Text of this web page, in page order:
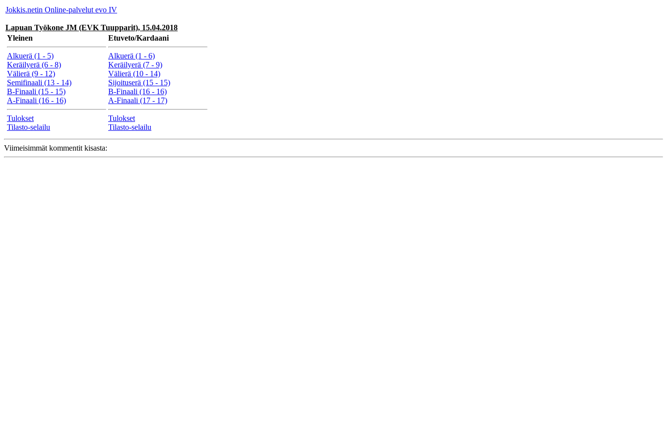
Jokkis.netin Online-palvelut evo IV
Lapuan Työkone JM (EVK Tuupparit), 15.04.2018
Yleinen
Alkuerä (1 - 5)
Keräilyerä (6 - 8)
Välierä (9 - 12)
Semifinaali (13 - 14)
B-Finaali (15 - 15)
A-Finaali (16 - 16)
Tulokset
Tilasto-selailu
Etuveto/Kardaani
Alkuerä (1 - 6)
Keräilyerä (7 - 9)
Välierä (10 - 14)
Sijoituserä (15 - 15)
B-Finaali (16 - 16)
A-Finaali (17 - 17)
Tulokset
Tilasto-selailu
Viimeisimmät kommentit kisasta: